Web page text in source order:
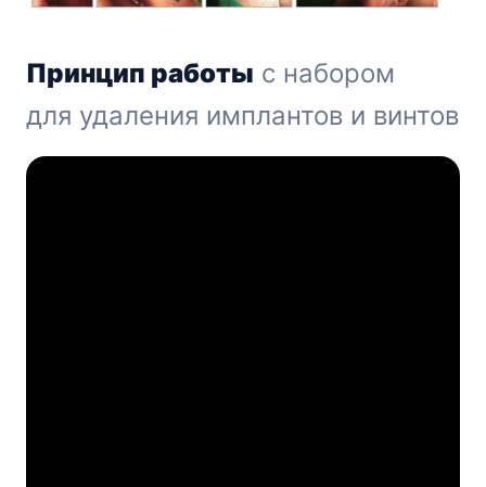
Принцип работы с набором
для удаления имплантов и винтов